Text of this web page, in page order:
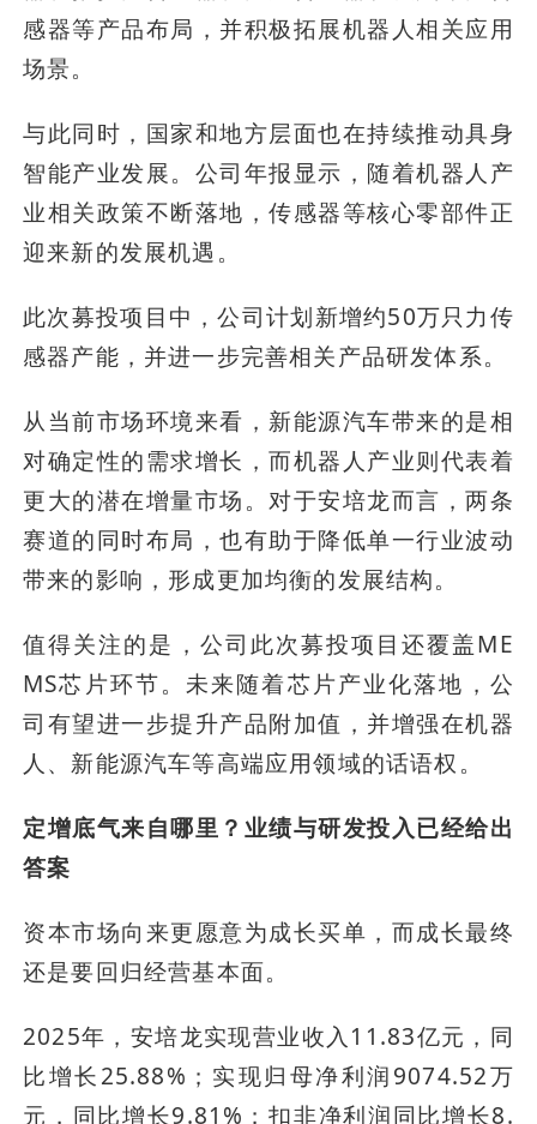
感器等产品布局，并积极拓展机器人相关应用
场景。
与此同时，国家和地方层面也在持续推动具身
智能产业发展。公司年报显示，随着机器人产
业相关政策不断落地，传感器等核心零部件正
迎来新的发展机遇。
此次募投项目中，公司计划新增约50万只力传
感器产能，并进一步完善相关产品研发体系。
从当前市场环境来看，新能源汽车带来的是相
对确定性的需求增长，而机器人产业则代表着
更大的潜在增量市场。对于安培龙而言，两条
赛道的同时布局，也有助于降低单一行业波动
带来的影响，形成更加均衡的发展结构。
值得关注的是，公司此次募投项目还覆盖ME
MS芯片环节。未来随着芯片产业化落地，公
司有望进一步提升产品附加值，并增强在机器
人、新能源汽车等高端应用领域的话语权。
定增底气来自哪里？业绩与研发投入已经给出
答案
资本市场向来更愿意为成长买单，而成长最终
还是要回归经营基本面。
2025年，安培龙实现营业收入11.83亿元，同
比增长25.88%；实现归母净利润9074.52万
元，同比增长9.81%；扣非净利润同比增长8.